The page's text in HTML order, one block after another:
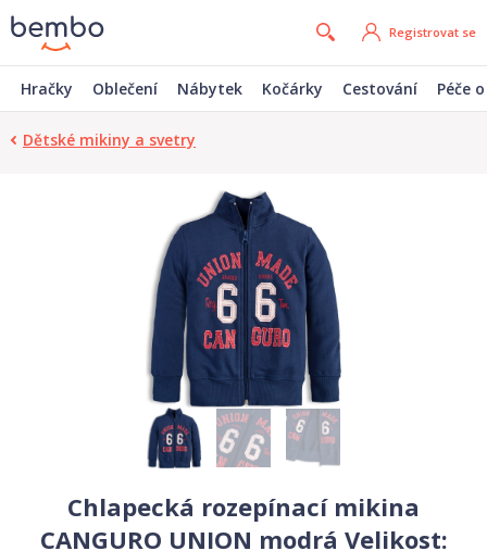
Registrovat se
Hračky Oblečení Nábytek Kočárky Cestování Péče
Dětské mikiny a svetry
Chlapecká rozepínací mikina
CANGURO UNION modrá Velikost: